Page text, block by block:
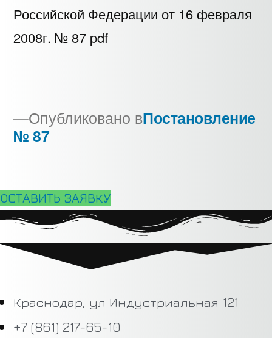
Российской Федерации от 16 февраля
2008г. № 87 pdf
Навигация
записям
Опубликовано вПостановление
№ 87
ОСТАВИТЬ ЗАЯВКУ
Краснодар, ул Индустриальная 121
+7 (861) 217-65-10